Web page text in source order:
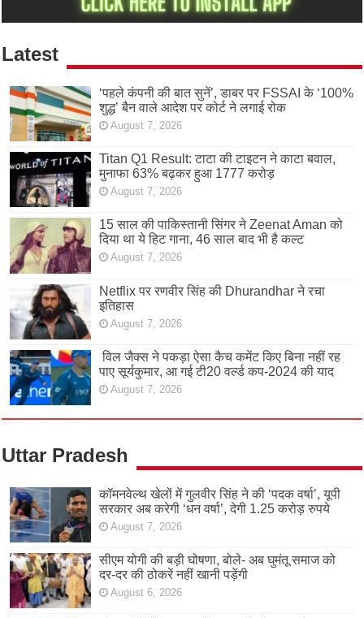
Latest
‘पहले कंपनी की बात सुनें’, डाबर पर FSSAI के ‘100%
शुद्ध’ बैन वाले आदेश पर कोर्ट ने लगाई रोक
August 7, 2026
Titan Q1 Result: टाटा की टाइटन ने काटा बवाल,
मुनाफा 63% बढ़कर हुआ 1777 करोड़
August 7, 2026
15 साल की पाकिस्तानी सिंगर ने Zeenat Aman को
दिया था ये हिट गाना, 46 साल बाद भी है कल्ट
August 7, 2026
Netflix पर रणवीर सिंह की Dhurandhar ने रचा
इतिहास
August 7, 2026
विल जैक्स ने पकड़ा ऐसा कैच कमेंट किए बिना नहीं रह
पाए सूर्यकुमार, आ गई टी20 वर्ल्ड कप-2024 की याद
August 7, 2026
Uttar Pradesh
कॉमनवेल्थ खेलों में गुलवीर सिंह ने की ‘पदक वर्षा’, यूपी
सरकार अब करेगी ‘धन वर्षा’, देगी 1.25 करोड़ रुपये
August 7, 2026
सीएम योगी की बड़ी घोषणा, बोले- अब घुमंतू समाज को
दर-दर की ठोकरें नहीं खानी पड़ेंगी
August 6, 2026